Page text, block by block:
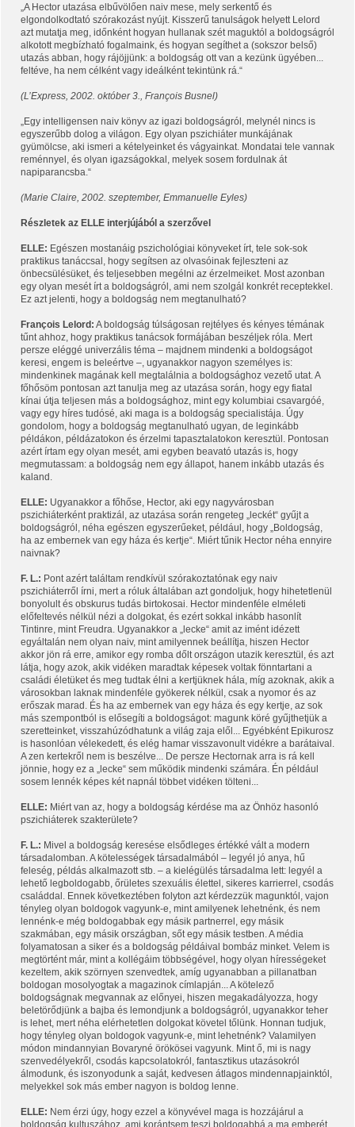
„A Hector utazása elbűvölően naiv mese, mely serkentő és
elgondolkodtató szórakozást nyújt. Kisszerű tanulságok helyett Lelord
azt mutatja meg, időnként hogyan hullanak szét maguktól a boldogságról
alkotott megbízható fogalmaink, és hogyan segíthet a (sokszor belső)
utazás abban, hogy rájöjjünk: a boldogság ott van a kezünk ügyében...
feltéve, ha nem célként vagy ideálként tekintünk rá.“
(L’Express, 2002. október 3., François Busnel)
„Egy intelligensen naiv könyv az igazi boldogságról, melynél nincs is
egyszerűbb dolog a világon. Egy olyan pszichiáter munkájának
gyümölcse, aki ismeri a kételyeinket és vágyainkat. Mondatai tele vannak
reménnyel, és olyan igazságokkal, melyek sosem fordulnak át
napiparancsba.“
(Marie Claire, 2002. szeptember, Emmanuelle Eyles)
Részletek az ELLE interjújából a szerzővel
ELLE: Egészen mostanáig pszichológiai könyveket írt, tele sok-sok
praktikus tanáccsal, hogy segítsen az olvasóinak fejleszteni az
önbecsülésüket, és teljesebben megélni az érzelmeiket. Most azonban
egy olyan mesét írt a boldogságról, ami nem szolgál konkrét receptekkel.
Ez azt jelenti, hogy a boldogság nem megtanulható?
François Lelord: A boldogság túlságosan rejtélyes és kényes témának
tűnt ahhoz, hogy praktikus tanácsok formájában beszéljek róla. Mert
persze eléggé univerzális téma – majdnem mindenki a boldogságot
keresi, engem is beleértve –, ugyanakkor nagyon személyes is:
mindenkinek magának kell megtalálnia a boldogsághoz vezető utat. A
főhősöm pontosan azt tanulja meg az utazása során, hogy egy fiatal
kínai útja teljesen más a boldogsághoz, mint egy kolumbiai csavargóé,
vagy egy híres tudósé, aki maga is a boldogság specialistája. Úgy
gondolom, hogy a boldogság megtanulható ugyan, de leginkább
példákon, példázatokon és érzelmi tapasztalatokon keresztül. Pontosan
azért írtam egy olyan mesét, ami egyben beavató utazás is, hogy
megmutassam: a boldogság nem egy állapot, hanem inkább utazás és
kaland.
ELLE: Ugyanakkor a főhőse, Hector, aki egy nagyvárosban
pszichiáterként praktizál, az utazása során rengeteg „leckét“ gyűjt a
boldogságról, néha egészen egyszerűeket, például, hogy „Boldogság,
ha az embernek van egy háza és kertje“. Miért tűnik Hector néha ennyire
naivnak?
F. L.: Pont azért találtam rendkívül szórakoztatónak egy naiv
pszichiáterről írni, mert a róluk általában azt gondoljuk, hogy hihetetlenül
bonyolult és obskurus tudás birtokosai. Hector mindenféle elméleti
előfeltevés nélkül nézi a dolgokat, és ezért sokkal inkább hasonlít
Tintinre, mint Freudra. Ugyanakkor a „lecke“ amit az imént idézett
egyáltalán nem olyan naiv, mint amilyennek beállítja, hiszen Hector
akkor jön rá erre, amikor egy romba dőlt országon utazik keresztül, és azt
látja, hogy azok, akik vidéken maradtak képesek voltak fönntartani a
családi életüket és meg tudtak élni a kertjüknek hála, míg azoknak, akik a
városokban laknak mindenféle gyökerek nélkül, csak a nyomor és az
erőszak marad. És ha az embernek van egy háza és egy kertje, az sok
más szempontból is elősegíti a boldogságot: magunk köré gyűjthetjük a
szeretteinket, visszahúzódhatunk a világ zaja elől... Egyébként Epikurosz
is hasonlóan vélekedett, és elég hamar visszavonult vidékre a barátaival.
A zen kertekről nem is beszélve... De persze Hectornak arra is rá kell
jönnie, hogy ez a „lecke“ sem működik mindenki számára. Én például
sosem lennék képes két napnál többet vidéken tölteni...
ELLE: Miért van az, hogy a boldogság kérdése ma az Önhöz hasonló
pszichiáterek szakterülete?
F. L.: Mivel a boldogság keresése elsődleges értékké vált a modern
társadalomban. A kötelességek társadalmából – legyél jó anya, hű
feleség, példás alkalmazott stb. – a kielégülés társadalma lett: legyél a
lehető legboldogabb, őrületes szexuális élettel, sikeres karrierrel, csodás
családdal. Ennek következtében folyton azt kérdezzük magunktól, vajon
tényleg olyan boldogok vagyunk-e, mint amilyenek lehetnénk, és nem
lennénk-e még boldogabbak egy másik partnerrel, egy másik
szakmában, egy másik országban, sőt egy másik testben. A média
folyamatosan a siker és a boldogság példáival bombáz minket. Velem is
megtörtént már, mint a kollégáim többségével, hogy olyan hírességeket
kezeltem, akik szörnyen szenvedtek, amíg ugyanabban a pillanatban
boldogan mosolyogtak a magazinok címlapján... A kötelező
boldogságnak megvannak az előnyei, hiszen megakadályozza, hogy
beletörődjünk a bajba és lemondjunk a boldogságról, ugyanakkor teher
is lehet, mert néha elérhetetlen dolgokat követel tőlünk. Honnan tudjuk,
hogy tényleg olyan boldogok vagyunk-e, mint lehetnénk? Valamilyen
módon mindannyian Bovaryné örökösei vagyunk. Mint ő, mi is nagy
szenvedélyekről, csodás kapcsolatokról, fantasztikus utazásokról
álmodunk, és iszonyodunk a saját, kedvesen átlagos mindennapjainktól,
melyekkel sok más ember nagyon is boldog lenne.
ELLE: Nem érzi úgy, hogy ezzel a könyvével maga is hozzájárul a
boldogság kultuszához, ami korántsem teszi boldogabbá a ma emberét,